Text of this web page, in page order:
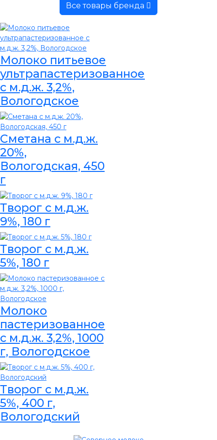
Все товары бренда
Молоко питьевое
ультрапастеризованное
с м.д.ж. 3,2%,
Вологодское
Сметана с м.д.ж.
20%,
Вологодская, 450
г
Творог с м.д.ж.
9%, 180 г
Творог с м.д.ж.
5%, 180 г
Молоко
пастеризованное
с м.д.ж. 3,2%, 1000
г, Вологодское
Творог с м.д.ж.
5%, 400 г,
Вологодский